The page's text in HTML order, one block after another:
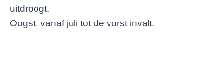
uitdroogt.
Oogst: vanaf juli tot de vorst invalt.